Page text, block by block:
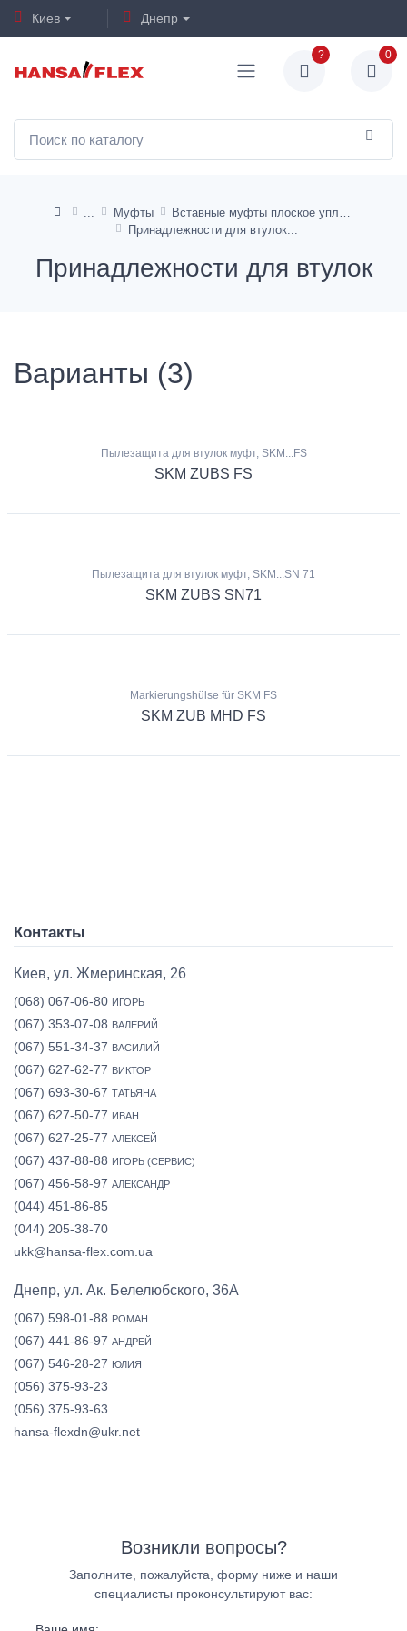
Киев Днепр
? 0
Муфты
Принадлежности для втулок
Принадлежности для втулок
Варианты (3)
Пылезащита для втулок муфт, SKM...FS
SKM ZUBS FS
Пылезащита для втулок муфт, SKM...SN 71
SKM ZUBS SN71
Markierungshülse für SKM FS
SKM ZUB MHD FS
Контакты
Киев, ул. Жмеринская, 26
(068) 067-06-80 ИГОРЬ
(067) 353-07-08 ВАЛЕРИЙ
(067) 551-34-37 ВАСИЛИЙ
(067) 627-62-77 ВИКТОР
(067) 693-30-67 ТАТЬЯНА
(067) 627-50-77 ИВАН
(067) 627-25-77 АЛЕКСЕЙ
(067) 437-88-88 ИГОРЬ (СЕРВИС)
(067) 456-58-97 АЛЕКСАНДР
(044) 451-86-85
(044) 205-38-70
ukk@hansa-flex.com.ua
Днепр, ул. Ак. Белелюбского, 36А
(067) 598-01-88 РОМАН
(067) 441-86-97 АНДРЕЙ
(067) 546-28-27 ЮЛИЯ
(056) 375-93-23
(056) 375-93-63
hansa-flexdn@ukr.net
Возникли вопросы?
Заполните, пожалуйста, форму ниже и наши
специалисты проконсультируют вас: